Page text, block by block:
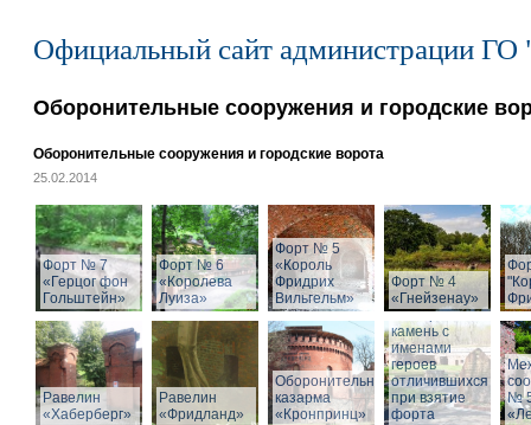
Официальный сайт администрации ГО
Оборонительные сооружения и городские
Оборонительные сооружения и городские ворота
25.02.2014
Форт № 7
«Герцог фон
Гольштейн»
Форт № 6
«Королева
Луиза»
Форт № 5
«Король
Фридрих
Вильгельм»
Форт № 4
«Гнейзенау»
Равелин
«Хаберберг»
Равелин
«Фридланд»
Оборонительная
казарма
«Кронпринц»
Мемориальный
камень с
именами
героев
отличившихся
при взятие
форта
№